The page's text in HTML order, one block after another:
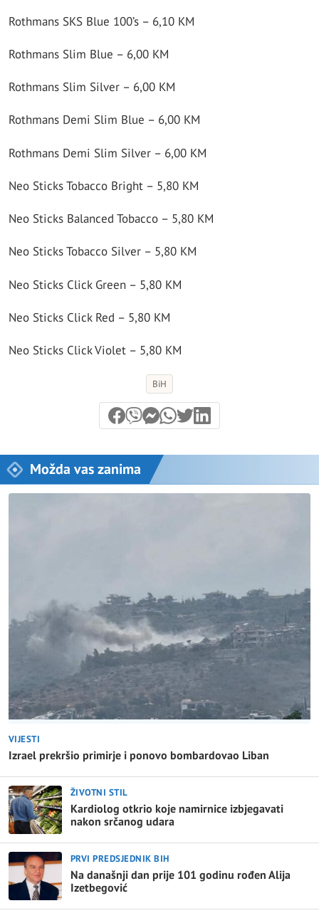
Rothmans SKS Blue 100’s – 6,10 KM
Rothmans Slim Blue – 6,00 KM
Rothmans Slim Silver – 6,00 KM
Rothmans Demi Slim Blue – 6,00 KM
Rothmans Demi Slim Silver – 6,00 KM
Neo Sticks Tobacco Bright – 5,80 KM
Neo Sticks Balanced Tobacco – 5,80 KM
Neo Sticks Tobacco Silver – 5,80 KM
Neo Sticks Click Green – 5,80 KM
Neo Sticks Click Red – 5,80 KM
Neo Sticks Click Violet – 5,80 KM
BiH
Možda vas zanima
VIJESTI
Izrael prekršio primirje i ponovo bombardovao Liban
ŽIVOTNI STIL
Kardiolog otkrio koje namirnice izbjegavati
nakon srčanog udara
PRVI PREDSJEDNIK BIH
Na današnji dan prije 101 godinu rođen Alija
Izetbegović